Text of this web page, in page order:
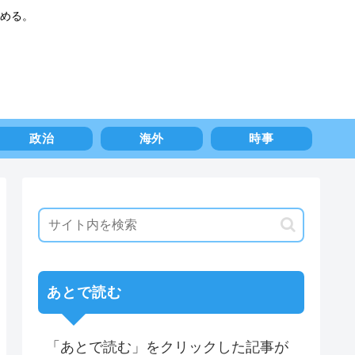
る。
政治 海外 時事
あとで読む
「あとで読む」をクリックした記事が